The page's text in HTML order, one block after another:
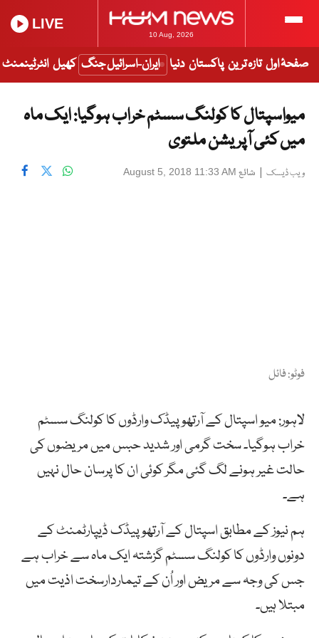
10 Aug, 2026
LIVE
صفحۂ اول تازہ ترین پاکستان دنیا ایران-اسرائیل جنگ کھیل انٹرٹینمنٹ
میواسپتال کا کولنگ سسٹم خراب ہوگیا: ایک ماہ
میں کئی آپریشن ملتوی
ویب ڈیسک | شائع August 5, 2018 11:33 AM
فوٹو: فائل
لاہور: میو اسپتال کے آرتھوپیڈک وارڈوں کا کولنگ سسٹم
خراب ہوگیا۔ سخت گرمی اور شدید حبس میں مریضوں کی
حالت غیر ہونے لگ گئی مگر کوئی ان کا پرسان حال نہیں
ہے۔
ہم نیوز کے مطابق اسپتال کے آرتھوپیڈک ڈیپارٹمنٹ کے
دونوں وارڈوں کا کولنگ سسٹم گزشتہ ایک ماہ سے خراب ہے
جس کی وجہ سے مریض اور اُن کے تیماردارسخت اذیت میں
مبتلا ہیں۔